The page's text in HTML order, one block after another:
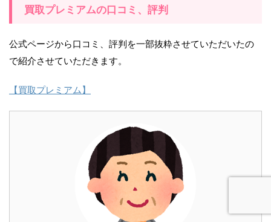
買取プレミアムの口コミ、評判
公式ページから口コミ、評判を一部抜粋させていただいたの
で紹介させていただきます。
【買取プレミアム】